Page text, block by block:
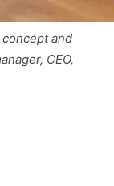
and
CEO,